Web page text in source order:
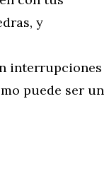
y
interrupciones
puede ser un